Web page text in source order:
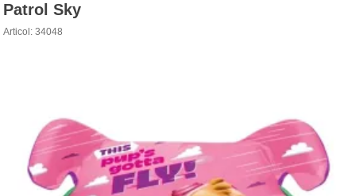
Patrol Sky
Articol: 34048